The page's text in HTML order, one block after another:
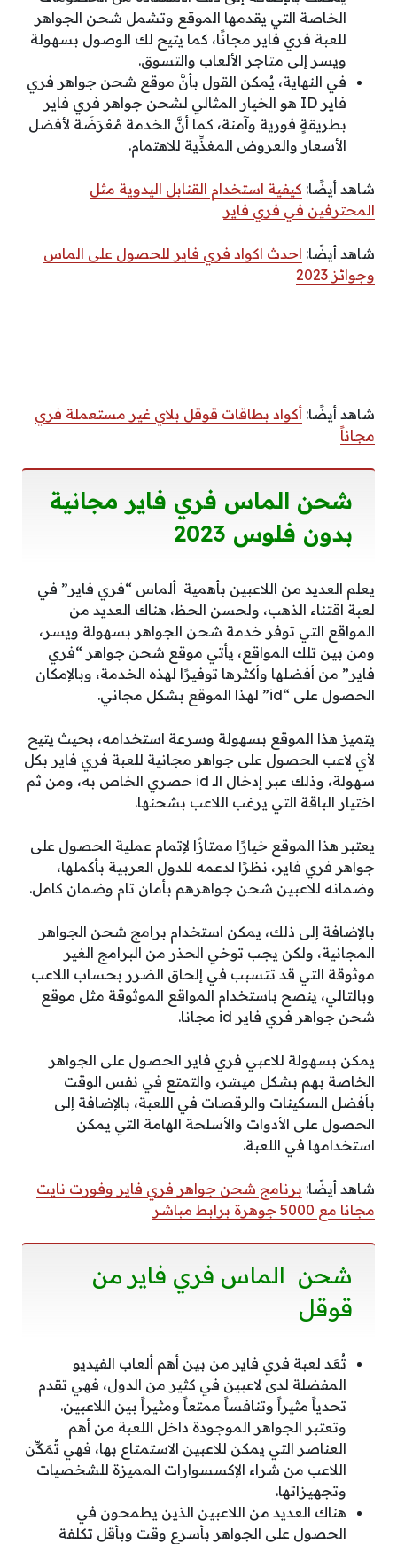
الخاصة التي يقدمها الموقع وتشمل شحن الجواهر
للعبة فري فاير مجانًا، كما يتيح لك الوصول بسهولة
ويسر إلى متاجر الألعاب والتسوق.
في النهاية، يُمكن القول بأنَّ موقع شحن جواهر فري
فاير ID هو الخيار المثالي لشحن جواهر فري فاير
بطريقةٍ فورية وآمنة، كما أنَّ الخدمة مُعْرَضَة لأفضل
الأسعار والعروض المغذِّية للاهتمام.
شاهد أيضًا: كيفية استخدام القنابل اليدوية مثل
المحترفين في فري فاير
شاهد أيضًا: احدث اكواد فري فاير للحصول على الماس
وجوائز 2023
شاهد أيضًا: أكواد بطاقات قوقل بلاي غير مستعملة فري
مجاناً
شحن الماس فري فاير مجانية
بدون فلوس 2023
يعلم العديد من اللاعبين بأهمية ألماس “فري فاير” في
لعبة اقتناء الذهب، ولحسن الحظ، هناك العديد من
المواقع التي توفر خدمة شحن الجواهر بسهولة ويسر،
ومن بين تلك المواقع، يأتي موقع شحن جواهر “فري
فاير” من أفضلها وأكثرها توفيرًا لهذه الخدمة، وبالإمكان
الحصول على “id” لهذا الموقع بشكل مجاني.
يتميز هذا الموقع بسهولة وسرعة استخدامه، بحيث يتيح
لأي لاعب الحصول على جواهر مجانية للعبة فري فاير بكل
سهولة، وذلك عبر إدخال الـ id حصري الخاص به، ومن ثم
اختيار الباقة التي يرغب اللاعب بشحنها.
يعتبر هذا الموقع خيارًا ممتازًا لإتمام عملية الحصول على
جواهر فري فاير، نظرًا لدعمه للدول العربية بأكملها،
وضمانه للاعبين شحن جواهرهم بأمان تام وضمان كامل.
بالإضافة إلى ذلك، يمكن استخدام برامج شحن الجواهر
المجانية، ولكن يجب توخي الحذر من البرامج الغير
موثوقة التي قد تتسبب في إلحاق الضرر بحساب اللاعب
وبالتالي، ينصح باستخدام المواقع الموثوقة مثل موقع
شحن جواهر فري فاير id مجانا.
يمكن بسهولة للاعبي فري فاير الحصول على الجواهر
الخاصة بهم بشكل ميسّر، والتمتع في نفس الوقت
بأفضل السكينات والرقصات في اللعبة، بالإضافة إلى
الحصول على الأدوات والأسلحة الهامة التي يمكن
استخدامها في اللعبة.
شاهد أيضًا: برنامج شحن جواهر فري فاير وفورت نايت
مجانا مع 5000 جوهرة برابط مباشر
شحن الماس فري فاير من
قوقل
تُعَد لعبة فري فاير من بين أهم ألعاب الفيديو
المفضلة لدى لاعبين في كثير من الدول، فهي تقدم
تحدياً مثيراً وتنافساً ممتعاً ومثيراً بين اللاعبين.
وتعتبر الجواهر الموجودة داخل اللعبة من أهم
العناصر التي يمكن للاعبين الاستمتاع بها، فهي تُمَكِّن
اللاعب من شراء الإكسسوارات المميزة للشخصيات
وتجهيزاتها.
هناك العديد من اللاعبين الذين يطمحون في
الحصول على الجواهر بأسرع وقت وبأقل تكلفة